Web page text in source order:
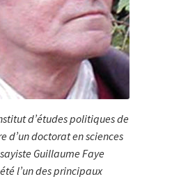
d’études politiques de
d’un doctorat en sciences
Guillaume Faye
l’un des principaux